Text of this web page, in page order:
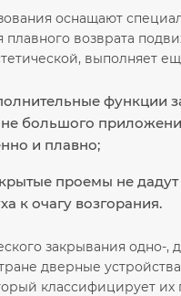
оснащают
возврата
выполняет
функции
большого
и плавно;
проемы не
к очагу возгорания.
закрывания одно-
дверные
классифицирует